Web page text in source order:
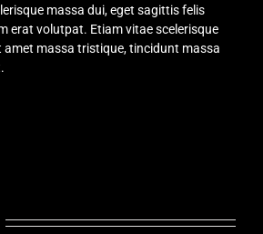
massa dui, eget sagittis felis
erat volutpat. Etiam vitae scelerisque
amet massa tristique, tincidunt massa